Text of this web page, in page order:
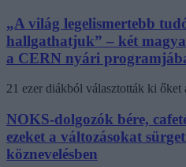
„A világ legelismertebb
hallgathatjuk” – két
a CERN nyári
21 ezer diákból választották ki őket
NOKS-dolgozók bére,
ezeket a változásokat
köznevelésben